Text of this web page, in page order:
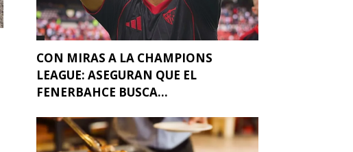
CON MIRAS A LA CHAMPIONS
LEAGUE: ASEGURAN QUE EL
FENERBAHCE BUSCA...